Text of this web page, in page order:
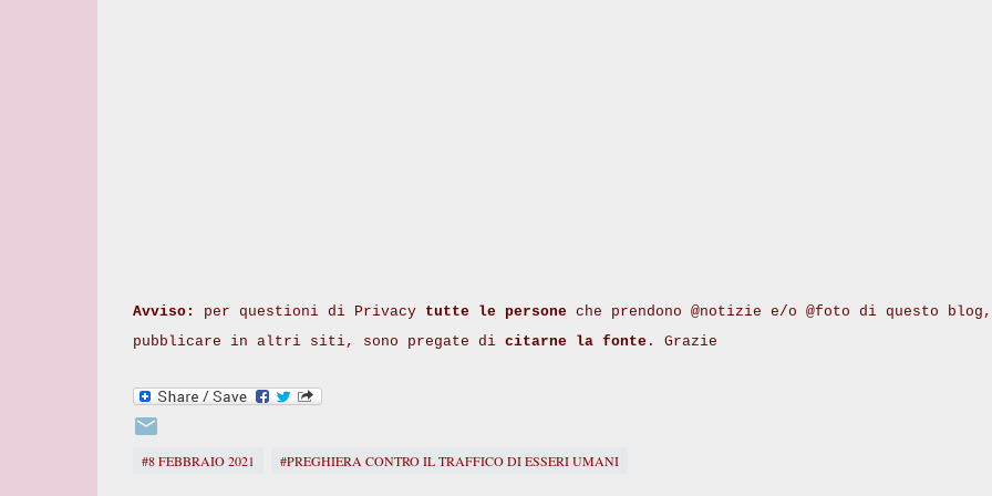
Avviso: per questioni di Privacy tutte le personeche prendono @notizie e/o @foto di questo
pubblicare in altri siti, sono pregate di citarne la fonte. Grazie
#8 FEBBRAIO 2021 #PREGHIERA CONTRO IL TRAFFICO DI ESSERI UMANI